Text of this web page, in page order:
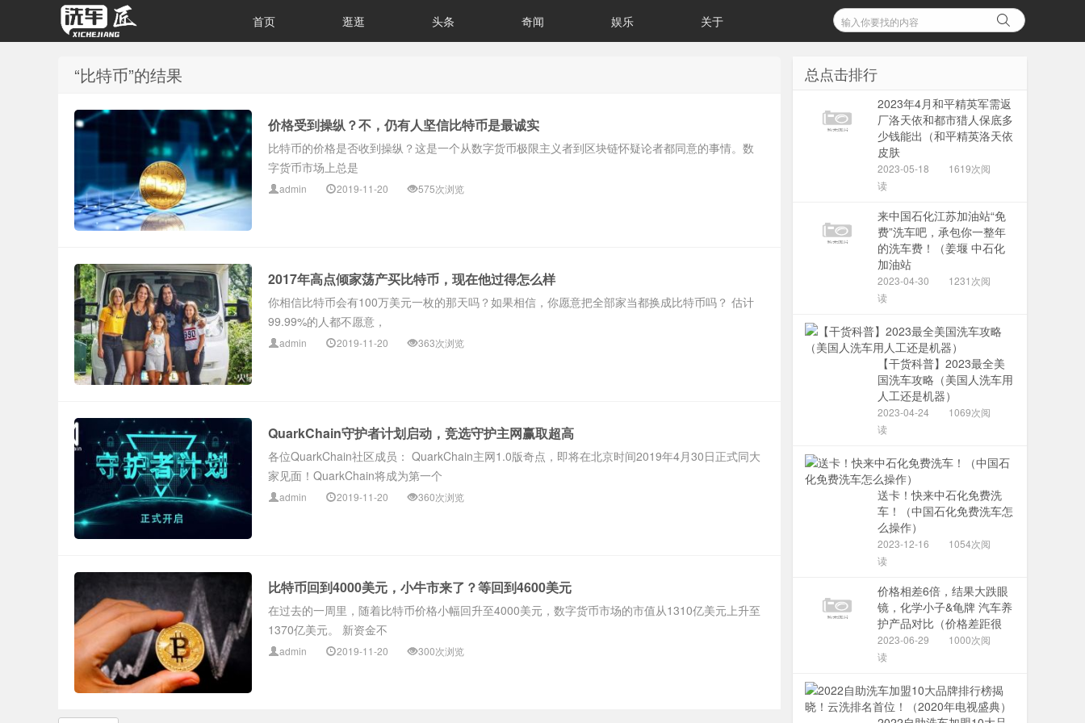
首页 逛逛 头条 奇闻 娱乐 关于
“比特币”的结果
价格受到操纵？不，仍有人坚信比特币是最诚实
比特币的价格是否收到操纵？这是一个从数字货币极限主义者到区块链怀疑论者都同意的事情。数
字货币市场上总是
admin 2019-11-20 575次浏览
2017年高点倾家荡产买比特币，现在他过得怎么样
你相信比特币会有100万美元一枚的那天吗？如果相信，你愿意把全部家当都换成比特币吗？ 估计
99.99%的人都不愿意，
admin 2019-11-20 363次浏览
QuarkChain守护者计划启动，竞选守护主网赢取超高
各位QuarkChain社区成员： QuarkChain主网1.0版奇点，即将在北京时间2019年4月30日正式同大
家见面！QuarkChain将成为第一个
admin 2019-11-20 360次浏览
比特币回到4000美元，小牛市来了？等回到4600美元
在过去的一周里，随着比特币价格小幅回升至4000美元，数字货币市场的市值从1310亿美元上升至
1370亿美元。 新资金不
admin 2019-11-20 300次浏览
总点击排行
2023年4月和平精英军需返
厂洛天依和都市猎人保底多
少钱能出（和平精英洛天依
皮肤
2023-05-18
1619次阅
读
来中国石化江苏加油站“免
费”洗车吧，承包你一整年
的洗车费！（姜堰 中石化
加油站
2023-04-30
1231次阅
读
【干货科普】2023最全美
国洗车攻略（美国人洗车用
人工还是机器）
2023-04-24
1069次阅
读
送卡！快来中石化免费洗
车！（中国石化免费洗车怎
么操作）
2023-12-16
1054次阅
读
价格相差6倍，结果大跌眼
镜，化学小子&龟牌 汽车养
护产品对比（价格差距很
2023-06-29
1000次阅
读